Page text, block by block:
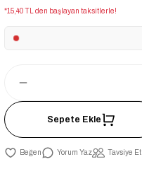
*15,40 TL den başlayan taksitlerle!
Sepete Ekle
Yorum Yaz Tavsiye Et